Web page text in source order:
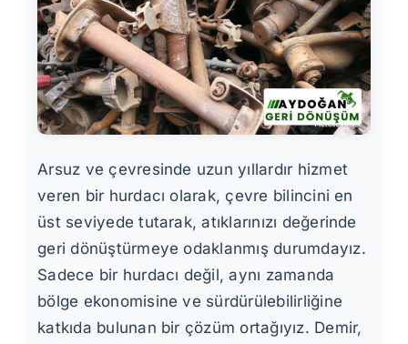
Arsuz ve çevresinde uzun yıllardır hizmet
veren bir hurdacı olarak, çevre bilincini en
üst seviyede tutarak, atıklarınızı değerinde
geri dönüştürmeye odaklanmış durumdayız.
Sadece bir hurdacı değil, aynı zamanda
bölge ekonomisine ve sürdürülebilirliğine
katkıda bulunan bir çözüm ortağıyız. Demir,